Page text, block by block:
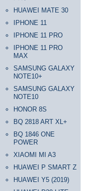
HUAWEI MATE 30
IPHONE 11
IPHONE 11 PRO
IPHONE 11 PRO
MAX
SAMSUNG GALAXY
NOTE10+
SAMSUNG GALAXY
NOTE10
HONOR 8S
BQ 2818 ART XL+
BQ 1846 ONE
POWER
XIAOMI MI A3
HUAWEI P SMART Z
HUAWEI Y5 (2019)